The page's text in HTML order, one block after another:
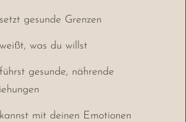
gesunde Grenzen
was du willst
gesunde, nährende
mit deinen Emotionen